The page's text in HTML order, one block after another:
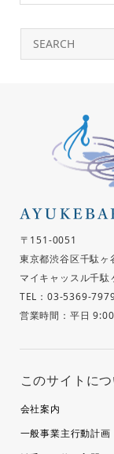
〒151-0051
東京都渋谷区千駄
マイキャッスル千
TEL：03-5369-
営業時間：平日
このサイトに
会社案内
一般事業主行動計画